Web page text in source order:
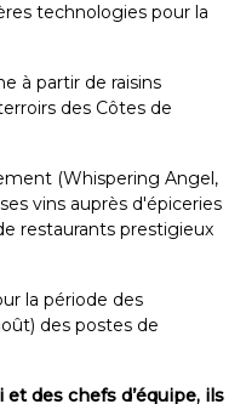
technologies pour la
à partir de raisins
des Côtes de
(Whispering Angel,
vins auprès d'épiceries
restaurants prestigieux
la période des
des postes de
des chefs d’équipe, ils